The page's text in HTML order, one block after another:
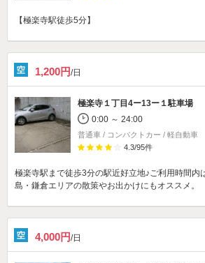
【極楽寺駅徒歩5分】
1,200円/日
極楽寺１丁目4ー13ー１駐車場
0:00 ～ 24:00
普通車 / コンパクトカー / 軽自動車
4.3/95件
極楽寺駅まで徒歩3分の駅近好立地♪ご利用時間内
島・鎌倉エリアの散策やお出かけにもオススメ。
4,000円/日